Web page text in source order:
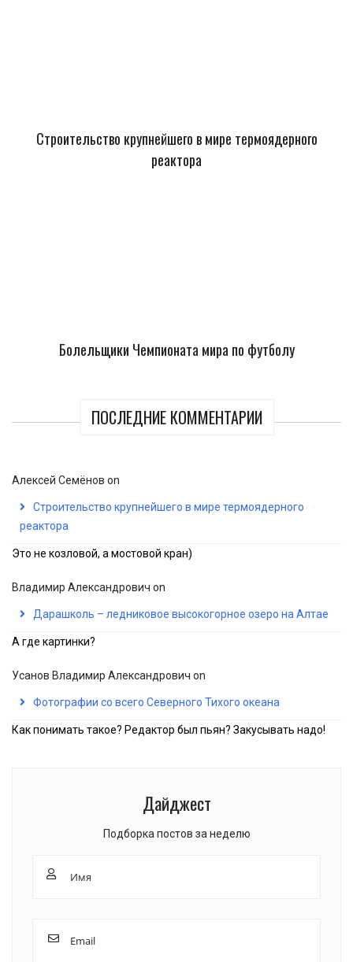
Строительство крупнейшего в мире термоядерного
реактора
Болельщики Чемпионата мира по футболу
ПОСЛЕДНИЕ КОММЕНТАРИИ
Алексей Семёнов on
Строительство крупнейшего в мире термоядерного
реактора
Это не козловой, а мостовой кран)
Владимир Александрович on
Дарашколь – ледниковое высокогорное озеро на Алтае
А где картинки?
Усанов Владимир Александрович on
Фотографии со всего Северного Тихого океана
Как понимать такое? Редактор был пьян? Закусывать надо!
Дайджест
Подборка постов за неделю